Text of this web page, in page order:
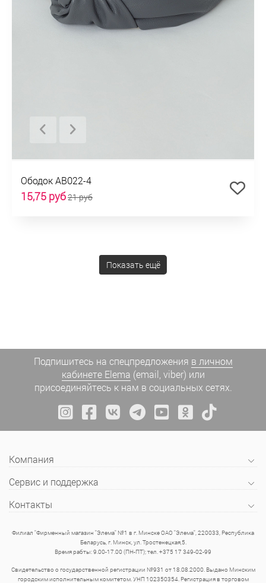
Ободок AB022-4
15,75 руб21 руб
Показать ещё
Подпишитесь на спецпредложения в личном
кабинете Elema (email, viber) или
присоединяйтесь к нам в социальных сетях.
Компания
Сервис и поддержка
Контакты
Филиал "Фирменный магазин "Элема" №1 в г. Минске ОАО "Элема", 220033, Республика
Беларусь, г. Минск, ул. Тростенецкая,5.
Время рабты: 9.00-17.00 (ПН-ПТ); тел. +375 17 349-02-99
Свидетельство о государственной регистрации №931 от 18.08.2000. Выдано Минским
городским исполнительным комитетом. УНП 102350354. Регистрация в торговом